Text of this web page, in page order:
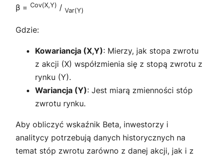
β = Cov(X,Y) / Var(Y)
Gdzie:
Kowariancja (X,Y): Mierzy, jak stopa zwrotu
z akcji (X) współzmienia się z stopą zwrotu z
rynku (Y).
Wariancja (Y): Jest miarą zmienności stóp
zwrotu rynku.
Aby obliczyć wskaźnik Beta, inwestorzy i
analitycy potrzebują danych historycznych na
temat stóp zwrotu zarówno z danej akcji, jak i z